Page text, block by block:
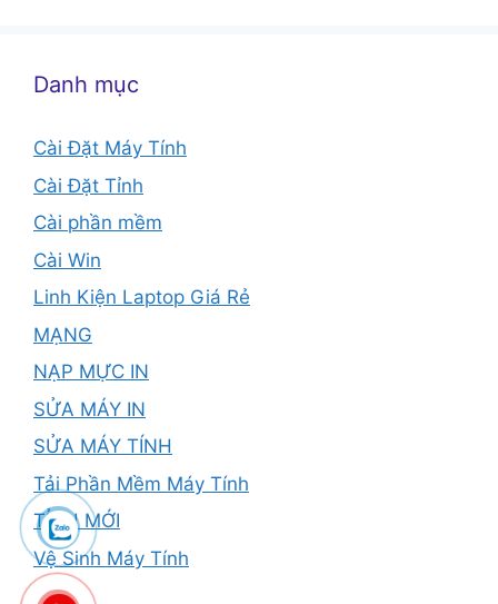
Danh mục
Cài Đặt Máy Tính
Cài Đặt Tỉnh
Cài phần mềm
Cài Win
Linh Kiện Laptop Giá Rẻ
MẠNG
NẠP MỰC IN
SỬA MÁY IN
SỬA MÁY TÍNH
Tải Phần Mềm Máy Tính
TỈNH MỚI
Vệ Sinh Máy Tính